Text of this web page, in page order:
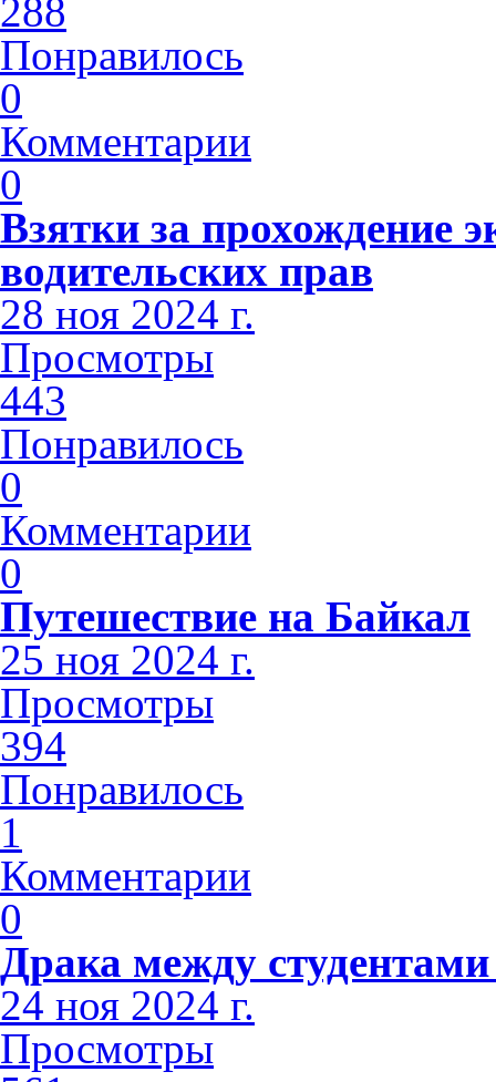
288
Понравилось
0
Комментарии
0
Взятки за прохождение
водительских прав
28 ноя 2024 г.
Просмотры
443
Понравилось
0
Комментарии
0
Путешествие на Байкал
25 ноя 2024 г.
Просмотры
394
Понравилось
1
Комментарии
0
Драка между
24 ноя 2024 г.
Просмотры